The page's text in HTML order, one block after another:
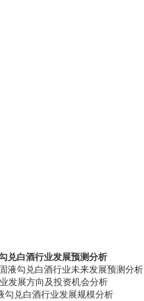
兑白酒行业发展预测分析
液勾兑白酒行业未来发展预测分析
发展方向及投资机会分析
勾兑白酒行业发展规模分析